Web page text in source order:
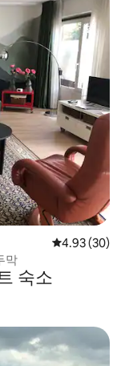
평점 4.93점(5
4.93 (30)
막
숙소